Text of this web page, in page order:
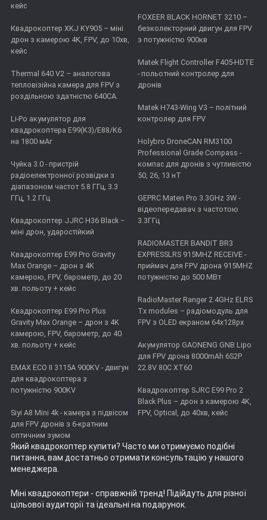
кейс
Квадрокоптер XKJ KY905 – міні
дрон з камерою 4K, FPV, до 10хв,
кейс
Thermal 640 V2 – аналогова
тепловізійна камера для FPV з
роздільною здатністю 640CA.
Li-Po акумулятор для
квадрокоптера E99(K3)/E88/K6
на 1800 мАг
Чуйка 3.0 - пристрій
радіоелектронної розвідки з
діапазоном частот 5.8 ГГц, 3.3
ГГц, 1.2 ГГц
Квадрокоптер JJRC H36 Black −
міні дрон, ударостійкий
Квадрокоптер E99 Pro Gravity
Max Orange – дрон з 4K
камерою, FPV, барометр, до 20
хв. польоту + кейс
Квадрокоптер E99 Pro Plus
Gravity Max Orange – дрон з 4K
камерою, FPV, барометр, до 40
хв. польоту + кейс
EMAX ECO II 3115А 900KV - двигун
для квадрокоптера з
потужністю 900KV
Siyi A8 Mini 4k - камера з підвісом
для FPV дронів з 6-кратним
оптичним зумом
FOXEER BLACK HORNET 3210 –
безколекторний двигун для FPV
з потужністю 900кв
Matek Flight Controller F405-HDTE
- польотний контролер для
дронів
Matek H743-Wing V3 – політний
контролер для FPV
Holybro DroneCAN RM3100
Professional Grade Compass -
компас для дронів з чутливістю
50, 26, 13 нТ
GEPRC Maten Pro 3.3GHz 3W -
відеопередавач з частотою
3.3ГГц
RADIOMASTER BANDIT BR3
EXPRESSLRS 915MHZ RECEIVE -
приймач для FPV дрона 915MHZ
потужністю до 500 МВт
RadioMaster Ranger 2.4GHz ELRS
Tx modules – радіомодуль для
FPV з OLED екраном 64x128px
Акумулятор GAONENG GNB Lipo
для FPV дрона 8000mAh 6S2P
22.8V 80C XT60
Квадрокоптер SJRC E99 Pro 2
Black Plus – дрон з камерою 4K,
FPV, Optical, до 40хв, кейс
Який квадрокоптер купити? Часто ми отримуємо подібні
питання, вам достатньо отримати консультацію у нашого
менеджера.
Міні квадрокоптери - справжній тренд! Підійдуть для різної
цільової аудиторії та ідеальні на подарунок.